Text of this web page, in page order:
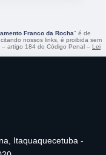
Franco da Rocha" é de
nossos links, é proibida sem
artigo 184 do Código Penal – Lei
Itaquaquecetuba -